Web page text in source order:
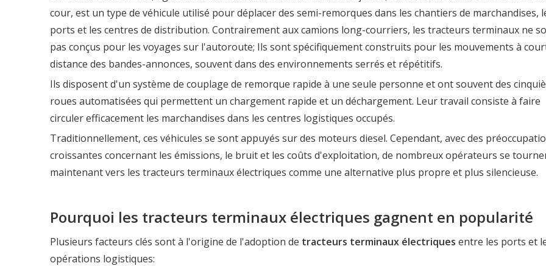
cour, est un type de véhicule utilisé pour déplacer des semi-remorques dans les chantiers de marchandises,
ports et les centres de distribution. Contrairement aux camions long-courriers, les tracteurs terminaux ne
pas conçus pour les voyages sur l'autoroute; Ils sont spécifiquement construits pour les mouvements à
distance des bandes-annonces, souvent dans des environnements serrés et répétitifs.
Ils disposent d'un système de couplage de remorque rapide à une seule personne et ont souvent des
roues automatisées qui permettent un chargement rapide et un déchargement. Leur travail consiste à faire
circuler efficacement les marchandises dans les centres logistiques occupés.
Traditionnellement, ces véhicules se sont appuyés sur des moteurs diesel. Cependant, avec des
croissantes concernant les émissions, le bruit et les coûts d'exploitation, de nombreux opérateurs se
maintenant vers les tracteurs terminaux électriques comme une alternative plus propre et plus silencieuse.
Pourquoi les tracteurs terminaux électriques gagnent en popularité
Plusieurs facteurs clés sont à l'origine de l'adoption de tracteurs terminaux électriques entre les ports et
opérations logistiques: